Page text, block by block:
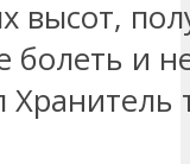
высот,
болеть и
Хранитель